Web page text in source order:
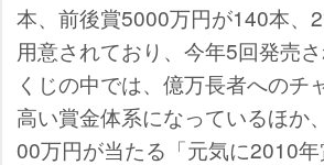
本、前後賞5000万円が140本、
用意されており、今年5回発売
くじの中では、億万長者へのチ
高い賞金体系になっているほか
00万円が当たる「元気に2010